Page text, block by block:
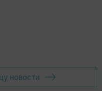
новости